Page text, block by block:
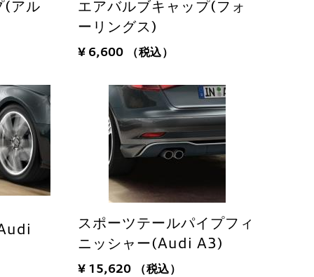
(アル
エアバルブキャップ(フォ
ーリングス)
¥ 6,600 （税込）
スポーツテールパイプフィ
ニッシャー(Audi A3)
¥ 15,620 （税込）